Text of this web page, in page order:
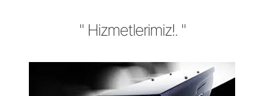
" Hizmetlerimiz!. "